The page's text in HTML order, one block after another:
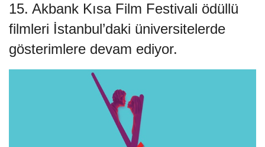
15. Akbank Kısa Film Festivali ödüllü
filmleri İstanbul’daki üniversitelerde
gösterimlere devam ediyor.